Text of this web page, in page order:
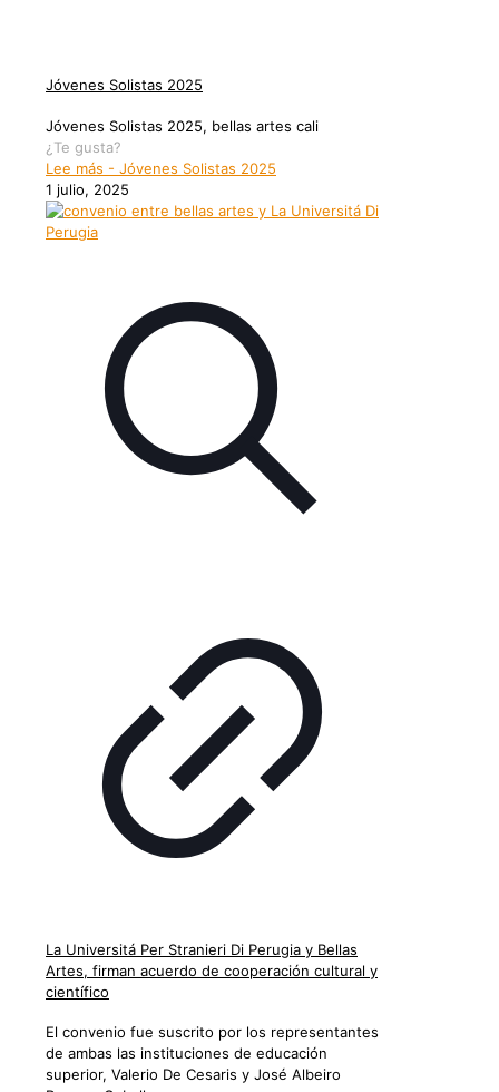
Jóvenes Solistas 2025
Jóvenes Solistas 2025, bellas artes cali
¿Te gusta?
Lee más - Jóvenes Solistas 2025
1 julio, 2025
La Universitá Per Stranieri Di Perugia y Bellas
Artes, firman acuerdo de cooperación cultural y
científico
El convenio fue suscrito por los representantes
de ambas las instituciones de educación
superior, Valerio De Cesaris y José Albeiro